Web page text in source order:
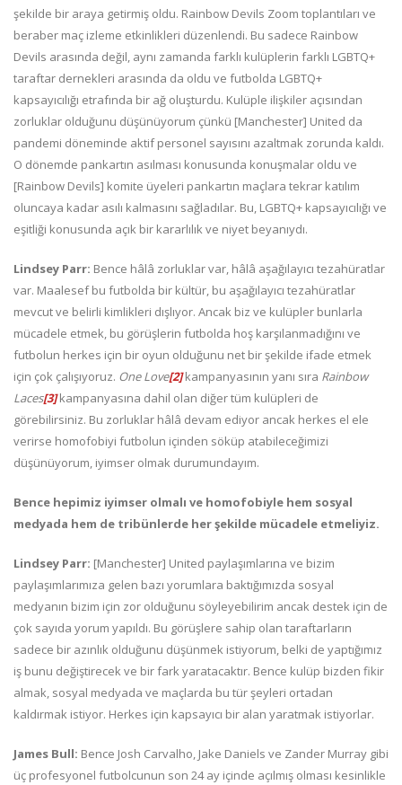
şekilde bir araya getirmiş oldu. Rainbow Devils Zoom toplantıları ve
beraber maç izleme etkinlikleri düzenlendi. Bu sadece Rainbow
Devils arasında değil, aynı zamanda farklı kulüplerin farklı LGBTQ+
taraftar dernekleri arasında da oldu ve futbolda LGBTQ+
kapsayıcılığı etrafında bir ağ oluşturdu. Kulüple ilişkiler açısından
zorluklar olduğunu düşünüyorum çünkü [Manchester] United da
pandemi döneminde aktif personel sayısını azaltmak zorunda kaldı.
O dönemde pankartın asılması konusunda konuşmalar oldu ve
[Rainbow Devils] komite üyeleri pankartın maçlara tekrar katılım
oluncaya kadar asılı kalmasını sağladılar. Bu, LGBTQ+ kapsayıcılığı ve
eşitliği konusunda açık bir kararlılık ve niyet beyanıydı.
Lindsey Parr: Bence hâlâ zorluklar var, hâlâ aşağılayıcı tezahüratlar
var. Maalesef bu futbolda bir kültür, bu aşağılayıcı tezahüratlar
mevcut ve belirli kimlikleri dışlıyor. Ancak biz ve kulüpler bunlarla
mücadele etmek, bu görüşlerin futbolda hoş karşılanmadığını ve
futbolun herkes için bir oyun olduğunu net bir şekilde ifade etmek
için çok çalışıyoruz. One Love[2]kampanyasının yanı sıra Rainbow
Laces[3]kampanyasına dahil olan diğer tüm kulüpleri de
görebilirsiniz. Bu zorluklar hâlâ devam ediyor ancak herkes el ele
verirse homofobiyi futbolun içinden söküp atabileceğimizi
düşünüyorum, iyimser olmak durumundayım.
Bence hepimiz iyimser olmalı ve homofobiyle hem sosyal
medyada hem de tribünlerde her şekilde mücadele etmeliyiz.
Lindsey Parr: [Manchester] United paylaşımlarına ve bizim
paylaşımlarımıza gelen bazı yorumlara baktığımızda sosyal
medyanın bizim için zor olduğunu söyleyebilirim ancak destek için de
çok sayıda yorum yapıldı. Bu görüşlere sahip olan taraftarların
sadece bir azınlık olduğunu düşünmek istiyorum, belki de yaptığımız
iş bunu değiştirecek ve bir fark yaratacaktır. Bence kulüp bizden fikir
almak, sosyal medyada ve maçlarda bu tür şeyleri ortadan
kaldırmak istiyor. Herkes için kapsayıcı bir alan yaratmak istiyorlar.
James Bull: Bence Josh Carvalho, Jake Daniels ve Zander Murray gibi
üç profesyonel futbolcunun son 24 ay içinde açılmış olması kesinlikle